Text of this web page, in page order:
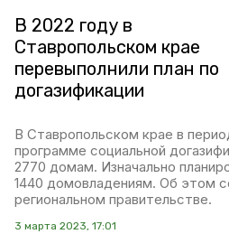
В 2022 году в
Ставропольском крае
перевыполнили план по
догазификации
В Ставропольском крае в
программе социальной
2770 домам. Изначально
1440 домовладениям. Об этом
региональном правительстве.
3 марта 2023, 17:01